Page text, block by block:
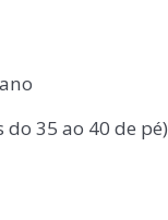
35 ao 40 de pé)